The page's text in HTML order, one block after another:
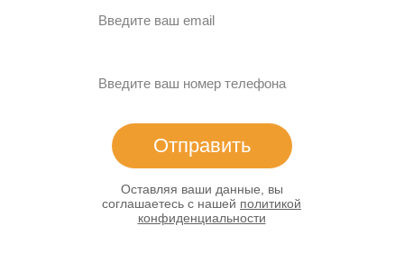
Введите ваш email
Введите ваш номер телефона
Отправить
Оставляя ваши данные, вы
соглашаетесь с нашей политикой
конфиденциальности